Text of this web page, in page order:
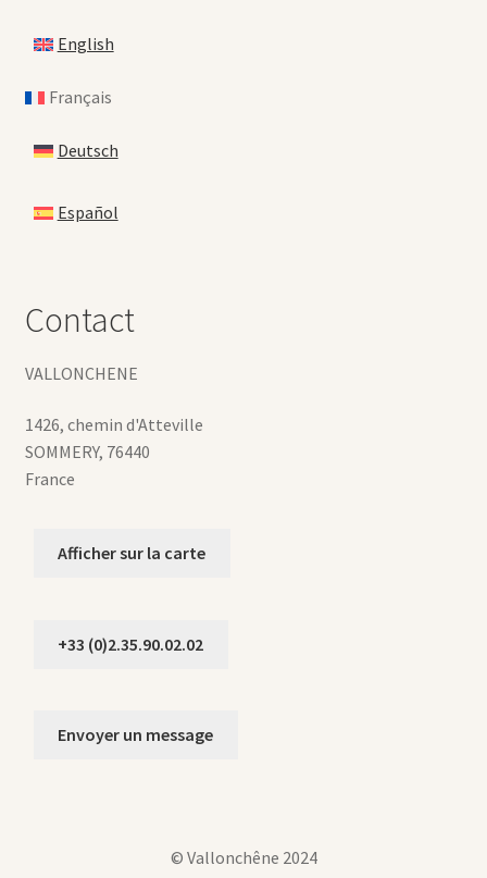
English
Français
Deutsch
Español
Contact
VALLONCHENE
1426, chemin d'Atteville
SOMMERY, 76440
France
Afficher sur la carte
+33 (0)2.35.90.02.02
Envoyer un message
© Vallonchêne 2024